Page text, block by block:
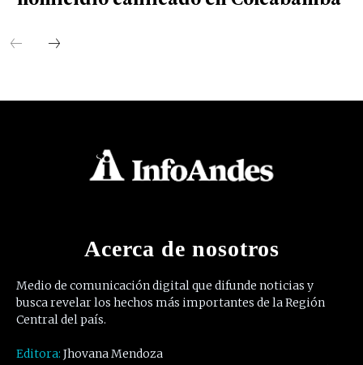
Acerca de nosotros
Medio de comunicación digital que difunde noticias y
busca revelar los hechos más importantes de la Región
Central del país.
Editora: Jhovana Mendoza